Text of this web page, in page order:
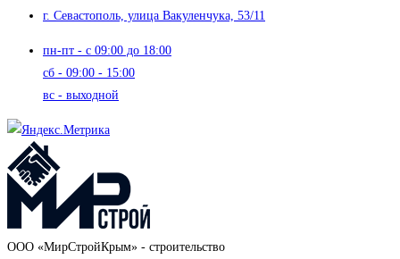
г. Севастополь, улица Вакуленчука, 53/11
пн-пт - с 09:00 до 18:00
сб - 09:00 - 15:00
вс - выходной
OOO «МирСтройКрым» - строительство